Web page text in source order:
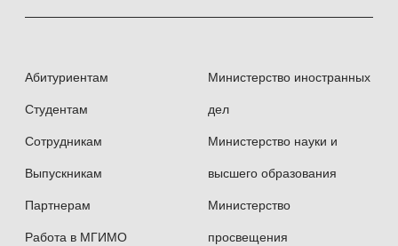
Абитуриентам
Студентам
Сотрудникам
Выпускникам
Партнерам
Работа в МГИМО
Министерство иностранных
дел
Министерство науки и
высшего образования
Министерство
просвещения